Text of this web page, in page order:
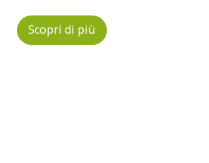
Scopri di più